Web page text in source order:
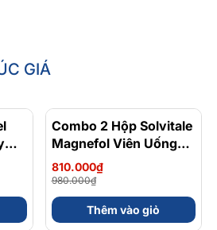
GIÁ
- 17%
Combo 2 Hộp Solvitale
Magnefol Viên Uống
Magnesium
Bisglycinate + Vitamin
nhóm B (Hộp 30 Viên)
810.000₫
980.000₫
Thêm vào giỏ